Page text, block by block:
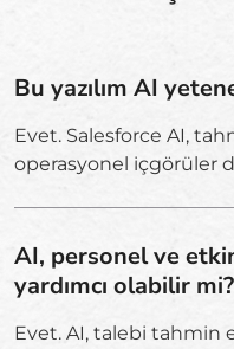
Bu yazılım AI
Evet. Salesforce AI,
operasyonel içgörüler
AI, personel ve
yardımcı olabilir mi?
Evet. AI, talebi tahmin